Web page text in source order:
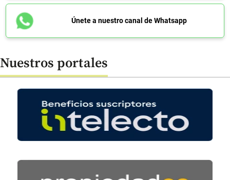
Únete a nuestro canal de Whatsapp
Nuestros portales